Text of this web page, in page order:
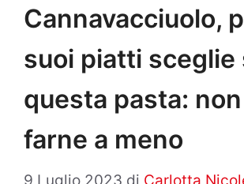
Cannavacciuolo,
suoi piatti sceglie
questa pasta:
farne a meno
9 Luglio 2023 di Carlotta